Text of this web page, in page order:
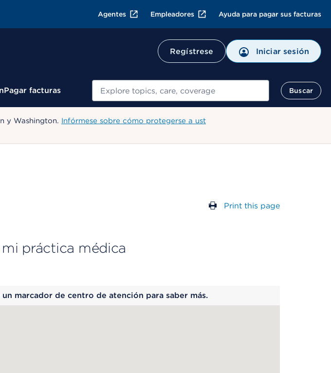
Agentes Empleadores Ayuda para pagar sus facturas
Regístrese Iniciar sesión
Pagar facturas Buscar
Buscar
y Washington. Infórmese sobre cómo protegerse a ust
Print this page
práctica médica
un marcador de centro de atención para saber más.